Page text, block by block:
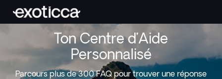
Ton Centre d’Aide
Personnalisé
Parcours plus de 300 FAQ pour trouver une réponse